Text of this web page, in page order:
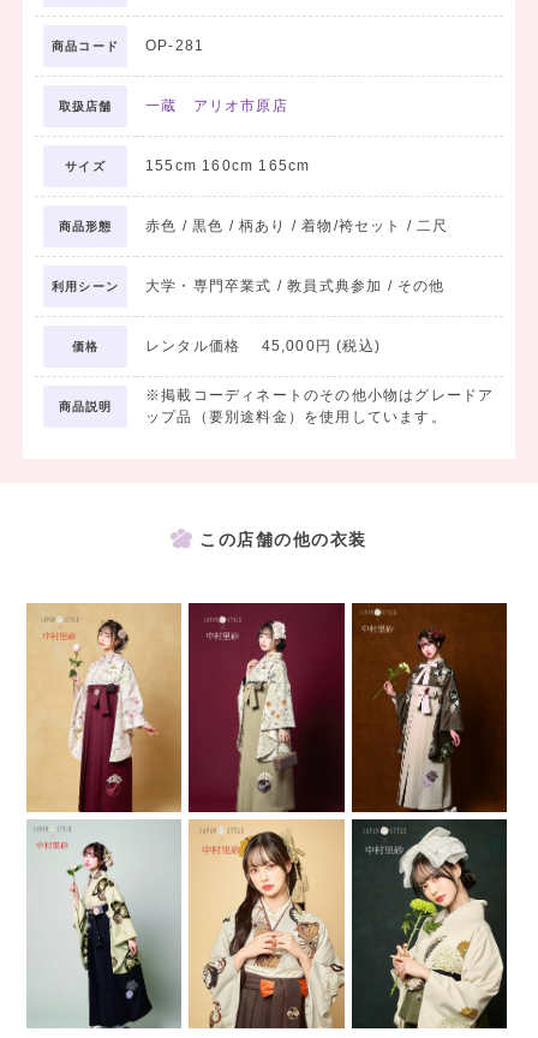
商品コード OP-281
取扱店舗 一蔵 アリオ市原店
サイズ 155cm 160cm 165cm
商品形態 赤色 / 黒色 / 柄あり / 着物/袴セット / 二尺
利用シーン 大学・専門卒業式 / 教員式典参加 / その他
価格 レンタル価格 45,000円 (税込)
商品説明
※掲載コーディネートのその他小物はグレードア
ップ品（要別途料金）を使用しています。
この店舗の他の衣装